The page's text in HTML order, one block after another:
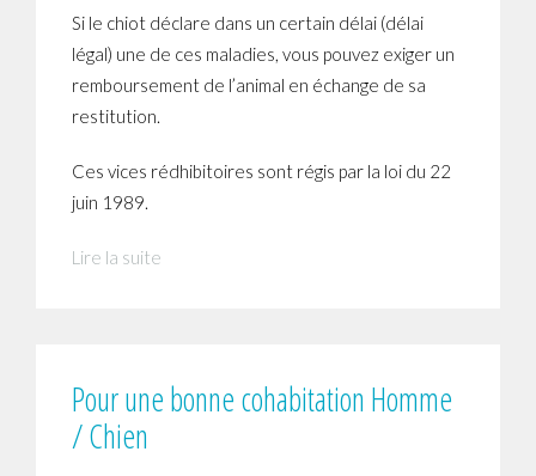
Si le chiot déclare dans un certain délai (délai
légal) une de ces maladies, vous pouvez exiger un
remboursement de l’animal en échange de sa
restitution.
Ces vices rédhibitoires sont régis par la loi du 22
juin 1989.
Lire la suite
Pour une bonne cohabitation Homme
/ Chien